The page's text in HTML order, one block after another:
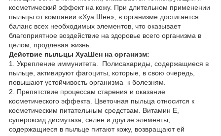
косметический эффект на кожу. При длительном применении
пыльцы от компании «Хуа Шен», в организме достигается
баланс всех необходимых элементов, что оказывает
благоприятное воздействие на здоровье всего организма в
целом, продлевая жизнь.
Действие пыльцы ХуаШен на организм:
1. Укрепление иммунитета. Полисахариды, содержащиеся в
пыльце, активируют фагоциты, которые, в свою очередь,
повышают устойчивость организма к болезням.
2. Препятствие процессам старения и оказание
косметического эффекта. Цветочная пыльца относится к
косметическим питательным средствам. Витамин Е,
супероксид дисмутаза, селен и другие элементы,
содержащиеся в пыльце питают кожу, возвращают ей